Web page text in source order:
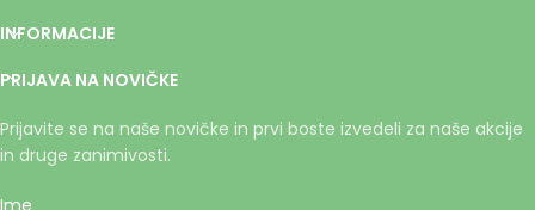
INFORMACIJE
PRIJAVA NA NOVIČKE
Prijavite se na naše novičke in prvi boste izvedeli za naše akcije
in druge zanimivosti.
Ime